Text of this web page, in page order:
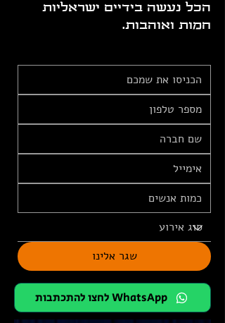
הכל נעשה בידיים ישראליות
חמות ואוהבות.
שגר אלינו
לחצו להתכתבות WhatsApp